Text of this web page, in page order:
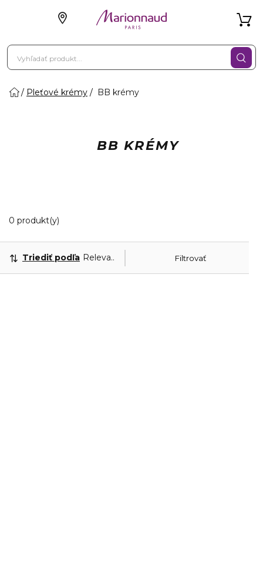
Pleťové krémy BB krémy
BB KRÉMY
0 produkt(y)
Filtrovať
Triediť podľa Relevantnosť